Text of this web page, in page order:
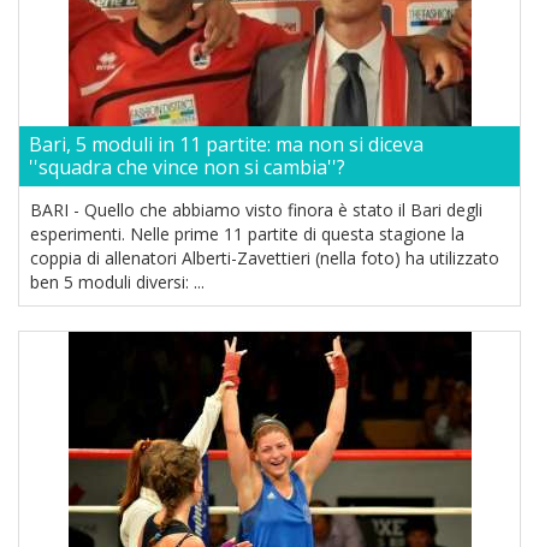
Bari, 5 moduli in 11 partite: ma non si diceva
''squadra che vince non si cambia''?
BARI - Quello che abbiamo visto finora è stato il Bari degli
esperimenti. Nelle prime 11 partite di questa stagione la
coppia di allenatori Alberti-Zavettieri (nella foto) ha utilizzato
ben 5 moduli diversi: ...